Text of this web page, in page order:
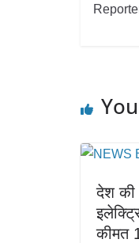
देश की
कीमत